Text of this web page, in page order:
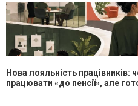
Нова лояльність
працювати «до пенсії», але